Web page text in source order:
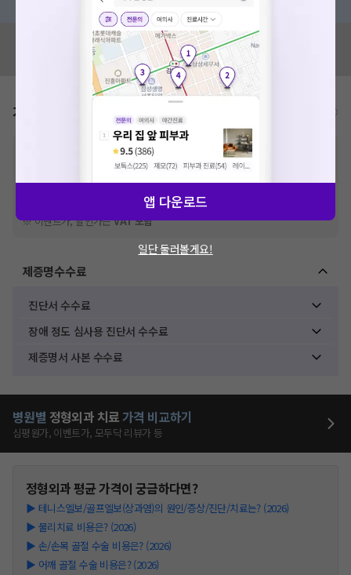
혹시 잘못된 병원정보가 있나요?
모두닥 팀에 알려주세요!
가격표
비급여 항목의 경우,추가비용 등으로 실제 가격과 상이할 수 있으니, 정확
한 가격은 해당 의료기관에 직접 문의해주세요.
격입니다. (진료와 연관된 복합적인 비용이 추가되어, 병원마다 금액이 다르게
산정될 수 있는 점 참고 바랍니다.)
※ 이벤트가, 할인가는VAT 포함
제증명수수료
진단서 수수료
장애 정도 심사용 진단서 수수료
제증명서 사본 수수료
병원별 정형외과 치료가격 비교하기
심평원가, 이벤트가, 모두닥 리뷰가 등
정형외과평균 가격이 궁금하다면?
▶ 테니스엘보/골프엘보(상과염)의 원인/증상/진단/치료는? (2026)
▶ 물리치료 비용은? (2026)
▶ 손/손목 골절 수술 비용은? (2026)
▶ 어깨 골절 수술 비용은? (2026)
앱 다운로드
일단 둘러볼게요!